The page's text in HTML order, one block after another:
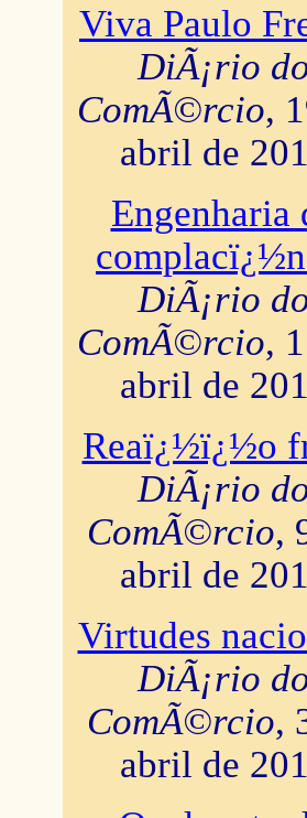
Viva Paulo
DiÃ¡rio
ComÃ©rcio,
abril de
Engenharia
DiÃ¡rio
ComÃ©rcio,
abril de
Reaï¿½ï¿½o
DiÃ¡rio
ComÃ©rcio,
abril de
Virtudes
DiÃ¡rio
ComÃ©rcio,
abril de